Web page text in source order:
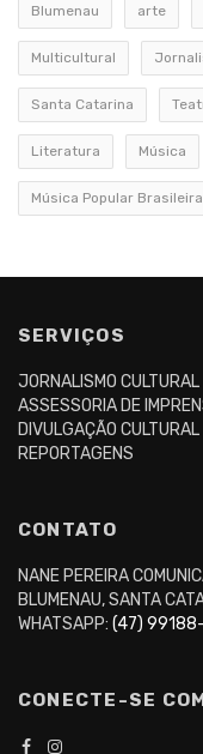
Blumenau arte
Multicultural
Santa Catarina
Literatura Música
Música Popular Brasileira
SERVIÇOS
JORNALISMO CULTURAL
ASSESSORIA DE
DIVULGAÇÃO CULTURAL
REPORTAGENS
CONTATO
NANE PEREIRA
BLUMENAU, SANTA
WHATSAPP: (47)
CONECTE-SE